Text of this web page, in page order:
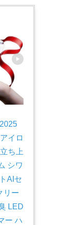
イロ
ち上
シワ
AIセ
リー
LED
ー ハ